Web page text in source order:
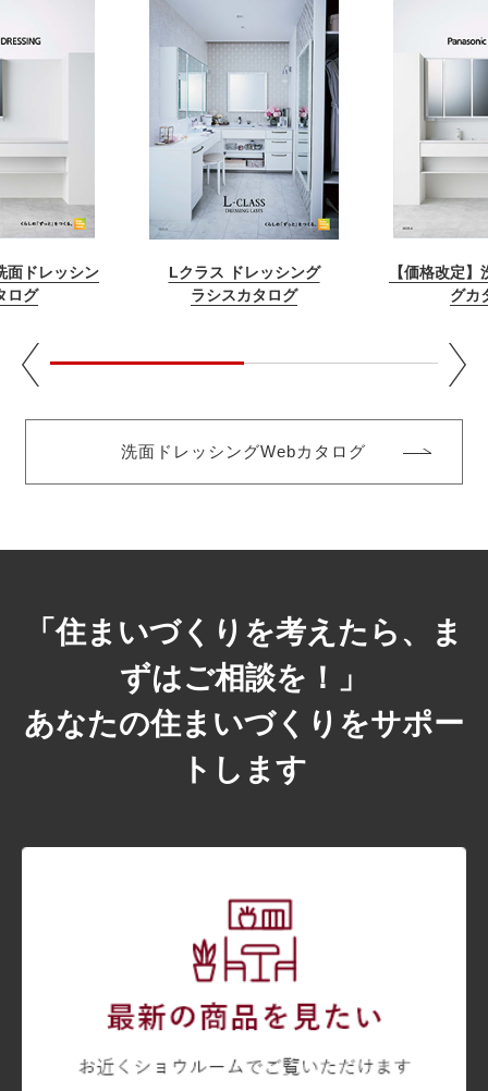
面ドレッシン
ログ
Lクラス ドレッシング
ラシスカタログ
【価格改定
グカ
洗面ドレッシングWebカタログ
「住まいづくりを考えたら、ま
ずはご相談を！」
あなたの住まいづくりをサポー
トします